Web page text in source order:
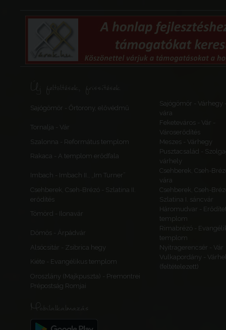
Új feltöltések, frissítések
Sajógömör - Őrtorony, elővédmű
Sajógömör - Várhegy
vára
Tornalja - Vár
Feketeváros - Vár -
Városerődítés
Szalonna - Református templom
Meszes - Várhegy
Rakaca - A templom erődfala
Pusztacsalád -
várhely
Imbach - Imbach II., „Im Turner”
Csehberek, Cseh-
vára
Csehberek, Cseh-Brézó - Szlatina II.
erődítés
Csehberek, Cseh-
Szlatina I. sáncvár
Tömörd - Ilonavár
Háromudvar -
templom
Dömös - Árpádvár
Rimabrézó -
templom
Alsócsitár - Zsibrica hegy
Nyitragerencsér - Vár
Kiéte - Evangélikus templom
Vulkapordány -
(feltételezett)
Oroszlány (Majkpuszta) - Premontrei
Prépostság Romjai
Mobilalkalmazás